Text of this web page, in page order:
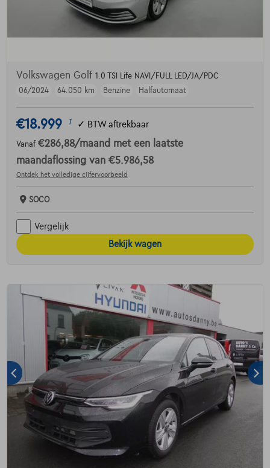
Volkswagen Golf 1.0 TSI Life NAVI/FULL LED/JA/PDC
06/2024
64.050 km Benzine Halfautomaat
€18.999 1 ✓ BTW aftrekbaar
Vanaf €286,88/maand met een laatste
maandaflossing van €5.986,58
Ontdek het volledige cijfervoorbeeld
SOCO
Vergelijk
Bekijk wagen